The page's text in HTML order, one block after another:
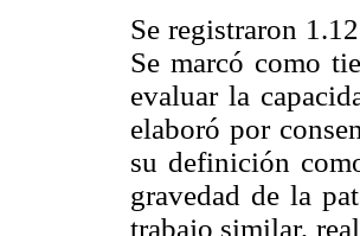
Se registraron
Se marcó como
evaluar la
elaboró por
su definición
gravedad de la
trabajo similar,